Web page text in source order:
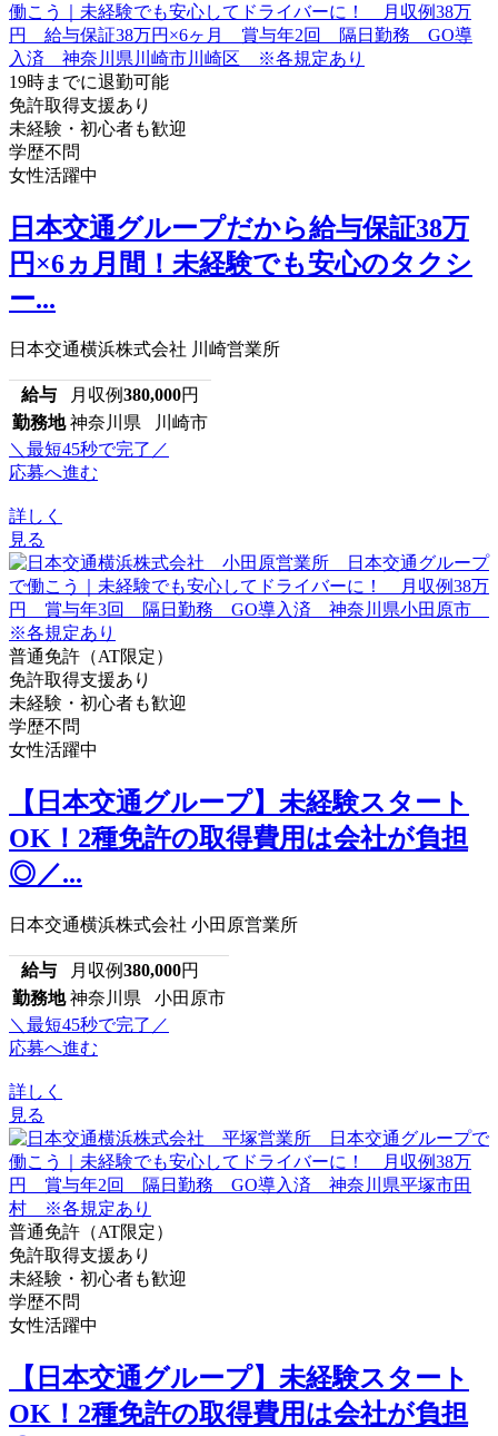
19時までに退勤可能
免許取得支援あり
未経験・初心者も歓迎
学歴不問
女性活躍中
日本交通グループだから給与保証38万
円×6ヵ月間！未経験でも安心のタクシ
ー...
日本交通横浜株式会社 川崎営業所
給与 月収例380,000円
勤務地 神奈川県 川崎市
＼最短45秒で完了／
応募へ進む
詳しく
見る
普通免許（AT限定）
免許取得支援あり
未経験・初心者も歓迎
学歴不問
女性活躍中
【日本交通グループ】未経験スタート
OK！2種免許の取得費用は会社が負担
◎／...
日本交通横浜株式会社 小田原営業所
給与 月収例380,000円
勤務地 神奈川県 小田原市
＼最短45秒で完了／
応募へ進む
詳しく
見る
普通免許（AT限定）
免許取得支援あり
未経験・初心者も歓迎
学歴不問
女性活躍中
【日本交通グループ】未経験スタート
OK！2種免許の取得費用は会社が負担